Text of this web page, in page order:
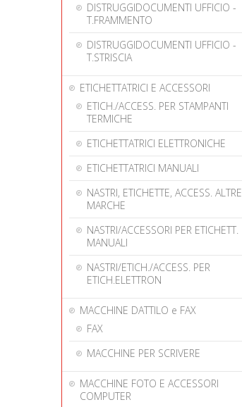
DISTRUGGIDOCUMENTI UFFICIO -
T.FRAMMENTO
DISTRUGGIDOCUMENTI UFFICIO -
T.STRISCIA
ETICHETTATRICI E ACCESSORI
ETICH./ACCESS. PER STAMPANTI
TERMICHE
ETICHETTATRICI ELETTRONICHE
ETICHETTATRICI MANUALI
NASTRI, ETICHETTE, ACCESS. ALTRE
MARCHE
NASTRI/ACCESSORI PER ETICHETT.
MANUALI
NASTRI/ETICH./ACCESS. PER
ETICH.ELETTRON
MACCHINE DATTILO e FAX
FAX
MACCHINE PER SCRIVERE
MACCHINE FOTO E ACCESSORI
COMPUTER